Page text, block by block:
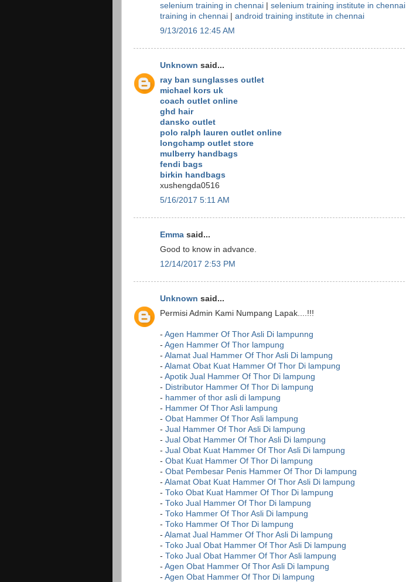
selenium training in chennai selenium training institute in chennai
training in chennai
android training institute in chennai
9/13/2016 12:45 AM
Unknown said...
ray ban sunglasses outlet
michael kors uk
coach outlet online
ghd hair
dansko outlet
polo ralph lauren outlet online
longchamp outlet store
mulberry handbags
fendi bags
birkin handbags
xushengda0516
5/16/2017 5:11 AM
Emma said...
Good to know in advance.
12/14/2017 2:53 PM
Unknown said...
Permisi Admin Kami Numpang Lapak....!!!
- Agen Hammer Of Thor Asli Di lampunng
- Agen Hammer Of Thor lampung
- Alamat Jual Hammer Of Thor Asli Di lampung
- Alamat Obat Kuat Hammer Of Thor Di lampung
- Apotik Jual Hammer Of Thor Di lampung
- Distributor Hammer Of Thor Di lampung
- hammer of thor asli di lampung
- Hammer Of Thor Asli lampung
- Obat Hammer Of Thor Asli lampung
- Jual Hammer Of Thor Asli Di lampung
- Jual Obat Hammer Of Thor Asli Di lampung
- Jual Obat Kuat Hammer Of Thor Asli Di lampung
- Obat Kuat Hammer Of Thor Di lampung
- Obat Pembesar Penis Hammer Of Thor Di lampung
- Alamat Obat Kuat Hammer Of Thor Asli Di lampung
- Toko Obat Kuat Hammer Of Thor Di lampung
- Toko Jual Hammer Of Thor Di lampung
- Toko Hammer Of Thor Asli Di lampung
- Toko Hammer Of Thor Di lampung
- Alamat Jual Hammer Of Thor Asli Di lampung
- Toko Jual Obat Hammer Of Thor Asli Di lampung
- Toko Jual Obat Hammer Of Thor Asli lampung
- Agen Obat Hammer Of Thor Asli Di lampung
- Agen Obat Hammer Of Thor Di lampung